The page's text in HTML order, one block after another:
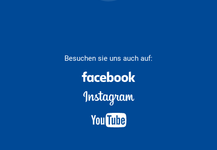
Besuchen sie uns auch auf: